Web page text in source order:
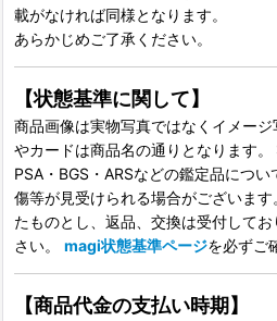
載がなければ同様となります。
あらかじめご了承ください。
【状態基準に関して】
商品画像は実物写真ではなくイメー
やカードは商品名の通りとなります
PSA・BGS・ARSなどの鑑定品につ
傷等が見受けられる場合がございま
たものとし、返品、交換は受付して
さい。 magi状態基準ページを必ずご
【商品代金の支払い時期】